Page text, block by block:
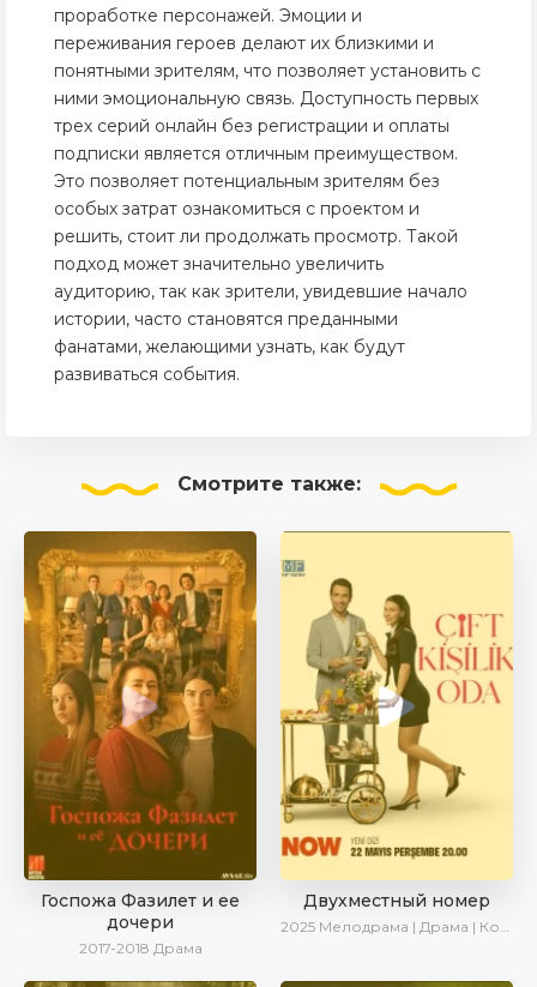
проработке персонажей. Эмоции и
переживания героев делают их близкими и
понятными зрителям, что позволяет установить с
ними эмоциональную связь. Доступность первых
трех серий онлайн без регистрации и оплаты
подписки является отличным преимуществом.
Это позволяет потенциальным зрителям без
особых затрат ознакомиться с проектом и
решить, стоит ли продолжать просмотр. Такой
подход может значительно увеличить
аудиторию, так как зрители, увидевшие начало
истории, часто становятся преданными
фанатами, желающими узнать, как будут
развиваться события.
Смотрите также:
Госпожа Фазилет и ее
дочери
2017-2018 Драма
Двухместный номер
2025 Мелодрама | Драма | Комедия | AlisaDirilis | Новинки | Сериалы 2025